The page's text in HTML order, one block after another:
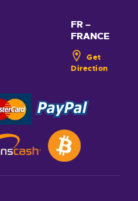
FR –
FRANCE
Get
Direction